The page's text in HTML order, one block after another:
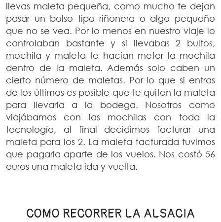
llevas maleta pequeña, como mucho te dejan
pasar un bolso tipo riñonera o algo pequeño
que no se vea. Por lo menos en nuestro viaje lo
controlaban bastante y si llevabas 2 bultos,
mochila y maleta te hacían meter la mochila
dentro de la maleta. Además solo caben un
cierto número de maletas. Por lo que si entras
de los últimos es posible que te quiten la maleta
para llevarla a la bodega. Nosotros como
viajábamos con las mochilas con toda la
tecnología, al final decidimos facturar una
maleta para los 2. La maleta facturada tuvimos
que pagarla aparte de los vuelos. Nos costó 56
euros una maleta ida y vuelta.
COMO RECORRER LA ALSACIA